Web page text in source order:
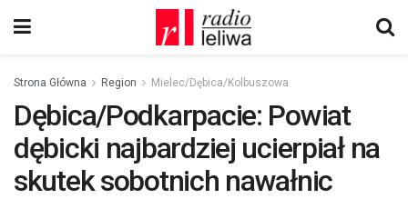
Strona Główna Region Mielec/Dębica/Kolbuszowa
Dębica/Podkarpacie: Powiat
dębicki najbardziej ucierpiał na
skutek sobotnich nawałnic